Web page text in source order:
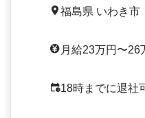
福島県 いわき市
月給23万円〜26
18時までに退社